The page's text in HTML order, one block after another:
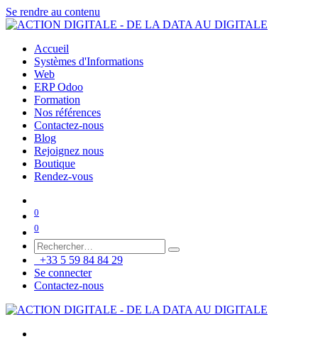
Se rendre au contenu
Accueil
Systèmes d'Informations
Web
ERP Odoo
Formation
Nos références
Contactez-nous
Blog
Rejoignez nous
Boutique
Rendez-vous
0
0
+33 5 59 84 84 29
Se connecter
Contactez-nous